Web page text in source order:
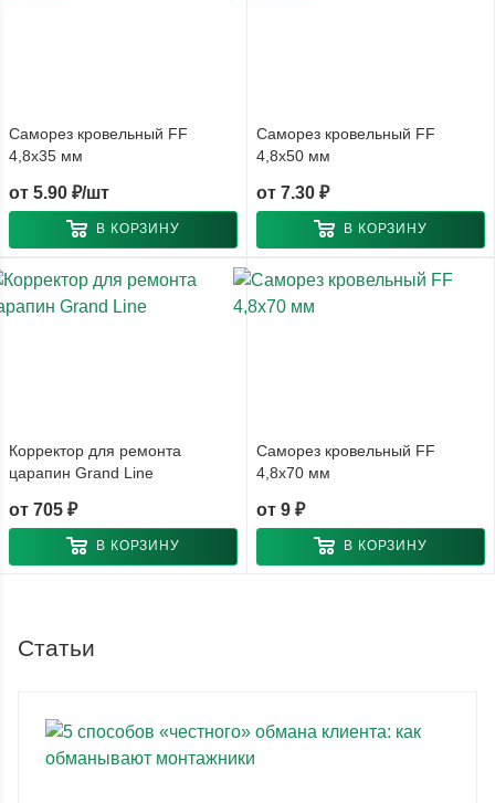
Саморез кровельный FF
4,8x35 мм
от 5.90 ₽/шт
В КОРЗИНУ
Саморез кровельный FF
4,8x50 мм
от 7.30 ₽
В КОРЗИНУ
Корректор для ремонта
царапин Grand Line
от 705 ₽
В КОРЗИНУ
Саморез кровельный FF
4,8x70 мм
от 9 ₽
В КОРЗИНУ
Статьи